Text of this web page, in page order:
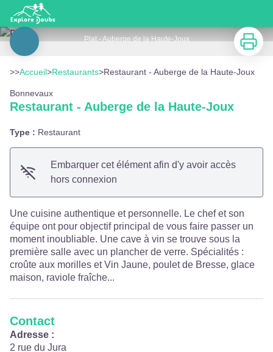
Restaurant - Auberge de la Haute-Joux
Plat - Auberge de la Haute-Joux
Voir l'image en plein écran
Imprimer
>>Accueil>Restaurants>Restaurant - Auberge de la Haute-Joux
Bonnevaux
Restaurant - Auberge de la Haute-Joux
Type : Restaurant
Embarquer cet élément afin d'y avoir accès
hors connexion
Une cuisine authentique et personnelle. Le chef et son
équipe ont pour objectif principal de vous faire passer un
moment inoubliable. Une cave à vin se trouve sous la
première salle avec un plancher de verre. Spécialités :
croûte aux morilles et Vin Jaune, poulet de Bresse, glace
maison, raviole fraîche...
Contact
Adresse :
2 rue du Jura